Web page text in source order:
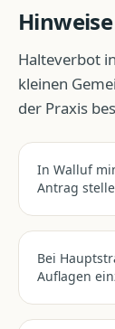
Halteverbot in
kleinen
der Praxis
In Walluf
Antrag
Bei
Auflagen